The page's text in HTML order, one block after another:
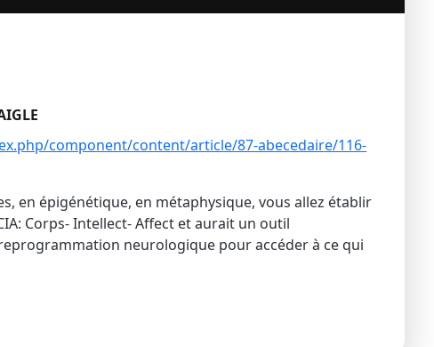
component/content/article/87-abecedaire/116-
en épigénétique, en métaphysique, vous allez établir
Corps- Intellect- Affect et aurait un outil
neurologique pour accéder à ce qui